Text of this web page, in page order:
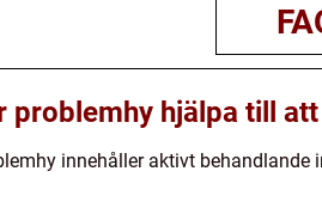
problemhy hjälpa till
innehåller aktivt